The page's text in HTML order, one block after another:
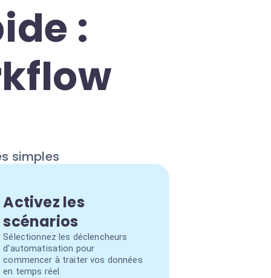
:
simples
Activez les
scénarios
Sélectionnez les déclencheurs
d'automatisation pour
commencer à traiter vos données
en temps réel.